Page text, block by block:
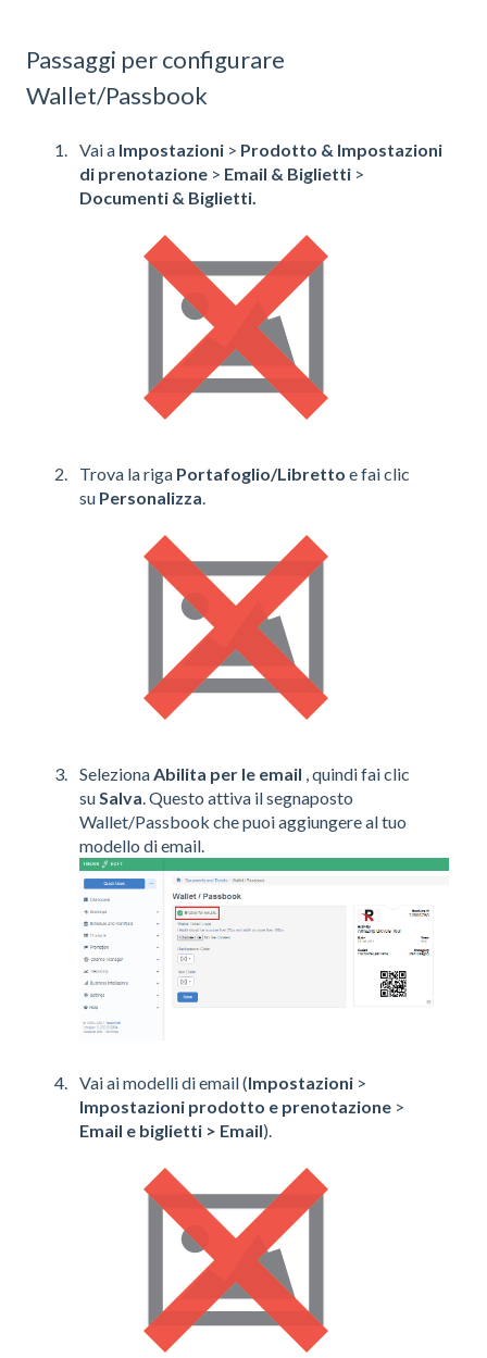
Passaggi per configurare
Wallet/Passbook
Vai a Impostazioni > Prodotto & Impostazioni
di prenotazione > Email & Biglietti >
Documenti & Biglietti.
Trova la riga Portafoglio/Libretto e fai clic
su Personalizza
SelezionaAbilita per le email , quindi fai clic
suSalva. Questo attiva il segnaposto
Wallet/Passbook che puoi aggiungere al tuo
modello di email.
Vai ai modelli di email (Impostazioni >
Impostazioni prodotto e prenotazione >
Email e biglietti > Email).